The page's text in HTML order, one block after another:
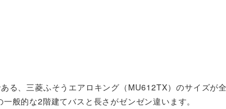
る、三菱ふそうエアロキング（MU612TX）のサイズが全
般的な2階建てバスと長さがゼンゼン違います。